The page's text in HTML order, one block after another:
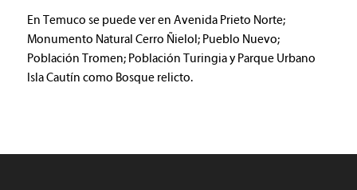
En Temuco se puede ver en Avenida Prieto Norte;
Monumento Natural Cerro Ñielol; Pueblo Nuevo;
Población Tromen; Población Turingia y Parque Urbano
Isla Cautín como Bosque relicto.